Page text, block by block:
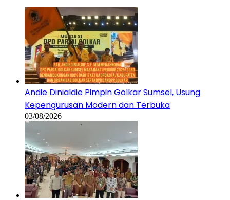
Andie Dinialdie Pimpin Golkar Sumsel, Usung
Kepengurusan Modern dan Terbuka
03/08/2026